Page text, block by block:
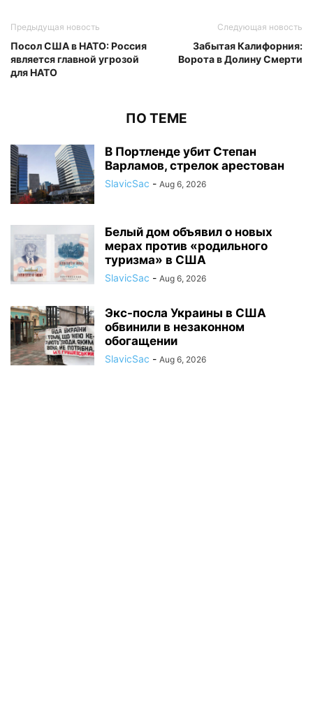
Предыдущая новость
Посол США в НАТО: Россия
является главной угрозой
для НАТО
Следующая новость
Забытая Калифорния:
Ворота в Долину Смерти
ПО ТЕМЕ
В Портленде убит Степан
Варламов, стрелок арестован
SlavicSac - Aug 6, 2026
Белый дом объявил о новых
мерах против «родильного
туризма» в США
SlavicSac - Aug 6, 2026
Экс-посла Украины в США
обвинили в незаконном
обогащении
SlavicSac - Aug 6, 2026